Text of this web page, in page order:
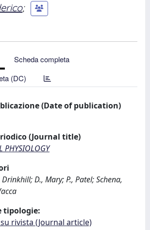
;
Scheda completa
(DC)
(Date of publication)
(Journal title)
PHYSIOLOGY
Drinkhill; D., Mary; P., Patel; Schena,
tipologie:
rivista (Journal article)